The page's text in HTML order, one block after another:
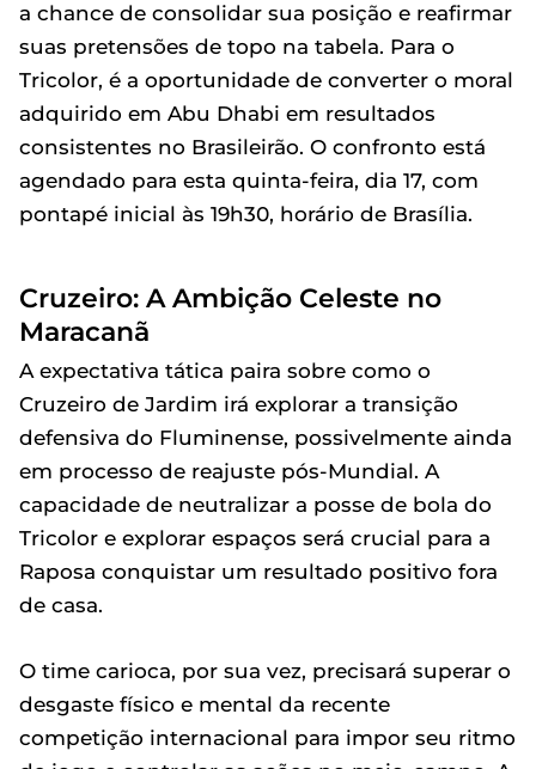
a chance de consolidar sua posição e reafirmar
suas pretensões de topo na tabela. Para o
Tricolor, é a oportunidade de converter o moral
adquirido em Abu Dhabi em resultados
consistentes no Brasileirão. O confronto está
agendado para esta quinta-feira, dia 17, com
pontapé inicial às 19h30, horário de Brasília.
Cruzeiro: A Ambição Celeste no
Maracanã
A expectativa tática paira sobre como o
Cruzeiro de Jardim irá explorar a transição
defensiva do Fluminense, possivelmente ainda
em processo de reajuste pós-Mundial. A
capacidade de neutralizar a posse de bola do
Tricolor e explorar espaços será crucial para a
Raposa conquistar um resultado positivo fora
de casa.
O time carioca, por sua vez, precisará superar o
desgaste físico e mental da recente
competição internacional para impor seu ritmo